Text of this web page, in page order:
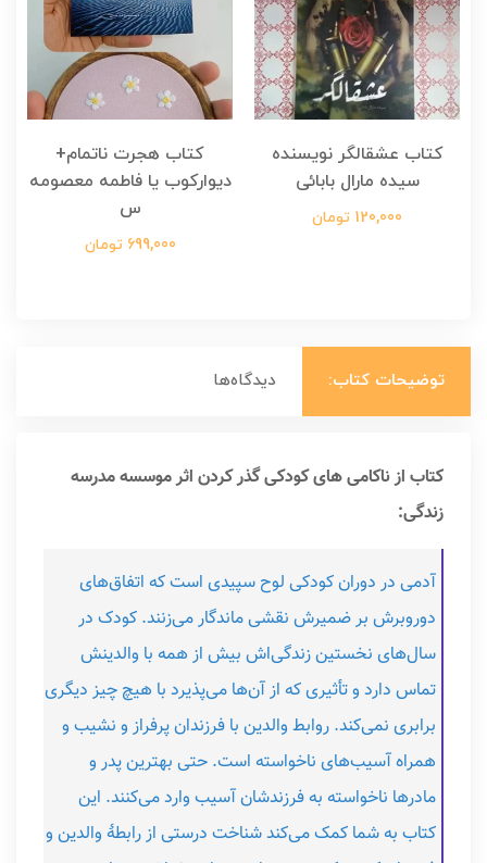
کتاب عشقالگر نویسنده
سیده مارال بابائی
120,000 تومان
کتاب هجرت ناتمام+
دیوارکوب یا فاطمه معصومه
س
699,000 تومان
توضیحات کتاب: دیدگاه‌ها
کتاب از ناکامی های کودکی گذر کردن اثر موسسه مدرسه
زندگی:
آدمی در دوران کودکی لوح سپیدی است که اتفاق‌های
دوروبرش بر ضمیرش نقشی ماندگار می‌زنند. کودک در
سال‌های نخستین زندگی‌اش بیش از همه با والدینش
تماس دارد و تأثیری که از آن‌ها می‌پذیرد با هیچ چیز دیگری
برابری نمی‌کند. روابط والدین با فرزندان پرفراز و نشیب و
همراه آسیب‌های ناخواسته است. حتی بهترین پدر و
مادرها ناخواسته به فرزندشان آسیب وارد می‌کنند. این
کتاب به شما کمک می‌کند شناخت درستی از رابطۀ والدین و